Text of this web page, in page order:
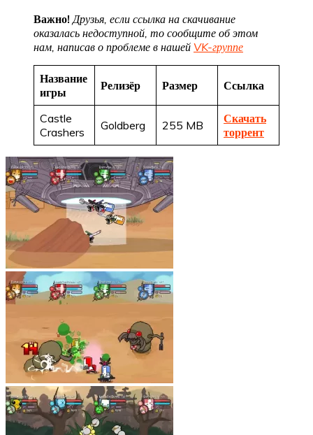
Важно! Друзья, если ссылка на скачивание
оказалась недоступной, то сообщите об этом
нам, написав о проблеме в нашей VK-группе
Название
игры
Релизёр Размер Ссылка
Castle
Crashers
Goldberg 255 MB
Скачать
торрент